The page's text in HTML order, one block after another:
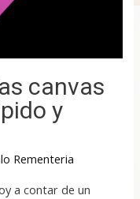
canvas
y
Rementeria
a contar de un